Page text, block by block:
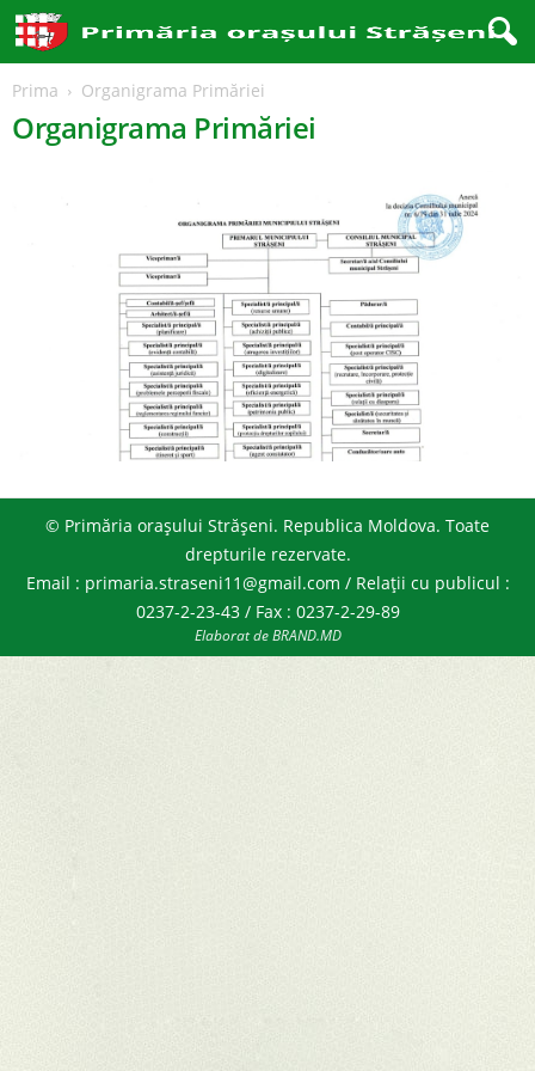
Prima Organigrama Primăriei
Organigrama Primăriei
© Primăria orașului Strășeni. Republica Moldova. Toate
drepturile rezervate.
Email : primaria.straseni11@gmail.com / Relații cu publicul :
0237-2-23-43 / Fax : 0237-2-29-89
Elaborat de BRAND.MD